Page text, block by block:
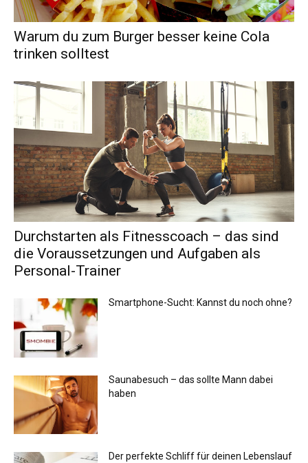
Warum du zum Burger besser keine Cola
trinken solltest
Durchstarten als Fitnesscoach – das sind
die Voraussetzungen und Aufgaben als
Personal-Trainer
Smartphone-Sucht: Kannst du noch ohne?
Saunabesuch – das sollte Mann dabei
haben
Der perfekte Schliff für deinen Lebenslauf